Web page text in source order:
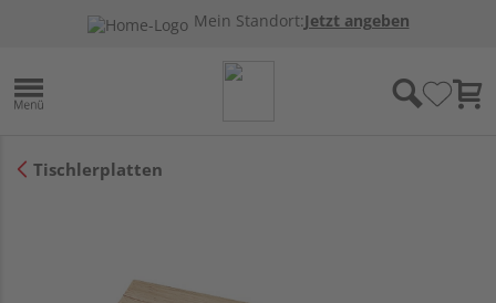
Mein Standort:Jetzt angeben
Tischlerplatten